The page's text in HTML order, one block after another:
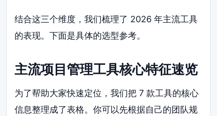
结合这三个维度，我们梳理了 2026 年主流工具
的表现。下面是具体的选型参考。
主流项目管理工具核心特征速览
为了帮助大家快速定位，我们把 7 款工具的核心
信息整理成了表格。你可以先根据自己的团队规